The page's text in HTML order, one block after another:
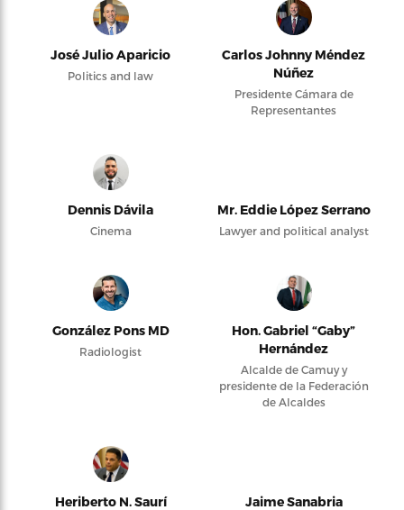
José Julio Aparicio
Politics and law
Carlos Johnny Méndez
Núñez
Presidente Cámara de
Representantes
Dennis Dávila
Cinema
Mr. Eddie López Serrano
Lawyer and political analyst
González Pons MD
Radiologist
Hon. Gabriel “Gaby”
Hernández
Alcalde de Camuy y
presidente de la Federación
de Alcaldes
Heriberto N. Saurí Jaime Sanabria